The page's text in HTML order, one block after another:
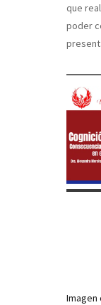
que
poder